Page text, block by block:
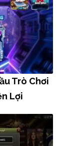
Trò Chơi
Lợi